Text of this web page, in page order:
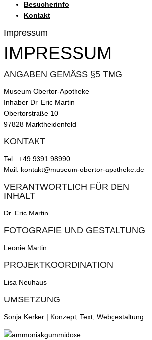
Besucherinfo
Kontakt
Impressum
IMPRESSUM
ANGABEN GEMÄSS §5 TMG
Museum Obertor-Apotheke
Inhaber Dr. Eric Martin
Obertorstraße 10
97828 Marktheidenfeld
KONTAKT
Tel.: +49 9391 98990
Mail: kontakt@museum-obertor-apotheke.de
VERANTWORTLICH FÜR DEN
INHALT
Dr. Eric Martin
FOTOGRAFIE UND GESTALTUNG
Leonie Martin
PROJEKTKOORDINATION
Lisa Neuhaus
UMSETZUNG
Sonja Kerker | Konzept, Text, Webgestaltung